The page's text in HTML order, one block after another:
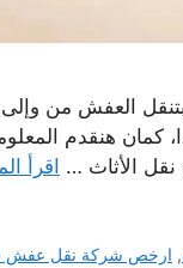
العفش من وإلى
كمان هنقدم
الأثاث …
اقرأ
, ارخص شركة نقل عفش